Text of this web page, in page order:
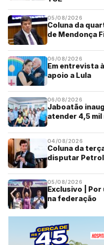
05/08/2026
Coluna da
de Mendonça
06/08/2026
Em entrevista
apoio a Lula
06/08/2026
Jaboatão
atender 4,5
04/08/2026
Coluna da
disputar
05/08/2026
Exclusivo | Por
na federação